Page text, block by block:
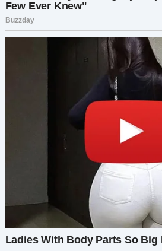
Ровно в 7:30 утра я ворвалась
«Подъём, Стас. Время
новым животом».
Он застонал, но неохотно сел.
Майя вошла, мило улыбаясь, и
Список дел для Стаса:
Приготовить завтрак.
Пропылесосить гостиную.
Постирать две партии белья,
Сходить в магазин за
прилагается).